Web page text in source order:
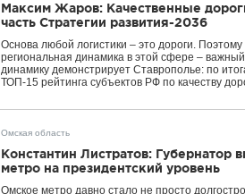
Максим Жаров: Качественные
часть Стратегии развития-2036
Основа любой логистики – это дороги.
региональная динамика в этой сфере –
динамику демонстрирует Ставрополье: по
ТОП-15 рейтинга субъектов РФ по качеству
Омская область
Константин Листратов: Губернатор
метро на президентский уровень
Омское метро давно стало не просто